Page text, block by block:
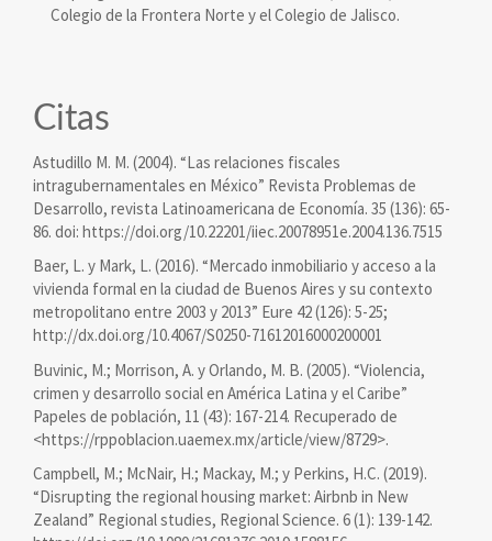
Colegio de la Frontera Norte y el Colegio de Jalisco.
Citas
Astudillo M. M. (2004). “Las relaciones fiscales
intragubernamentales en México” Revista Problemas de
Desarrollo, revista Latinoamericana de Economía. 35 (136): 65-
86. doi: https://doi.org/10.22201/iiec.20078951e.2004.136.7515
Baer, L. y Mark, L. (2016). “Mercado inmobiliario y acceso a la
vivienda formal en la ciudad de Buenos Aires y su contexto
metropolitano entre 2003 y 2013” Eure 42 (126): 5-25;
http://dx.doi.org/10.4067/S0250-71612016000200001
Buvinic, M.; Morrison, A. y Orlando, M. B. (2005). “Violencia,
crimen y desarrollo social en América Latina y el Caribe”
Papeles de población, 11 (43): 167-214. Recuperado de
<https://rppoblacion.uaemex.mx/article/view/8729>.
Campbell, M.; McNair, H.; Mackay, M.; y Perkins, H.C. (2019).
“Disrupting the regional housing market: Airbnb in New
Zealand” Regional studies, Regional Science. 6 (1): 139-142.